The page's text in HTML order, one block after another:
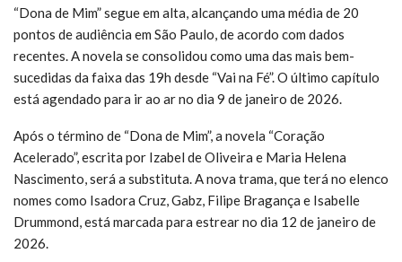
“Dona de Mim” segue em alta, alcançando uma média de 20
pontos de audiência em São Paulo, de acordo com dados
recentes. A novela se consolidou como uma das mais bem-
sucedidas da faixa das 19h desde “Vai na Fé”. O último capítulo
está agendado para ir ao ar no dia 9 de janeiro de 2026.
Após o término de “Dona de Mim”, a novela “Coração
Acelerado”, escrita por Izabel de Oliveira e Maria Helena
Nascimento, será a substituta. A nova trama, que terá no elenco
nomes como Isadora Cruz, Gabz, Filipe Bragança e Isabelle
Drummond, está marcada para estrear no dia 12 de janeiro de
2026.